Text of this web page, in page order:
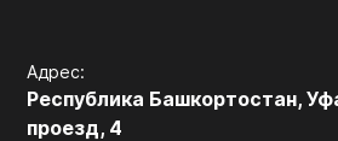
Адрес:
Республика Башкортостан,
проезд, 4